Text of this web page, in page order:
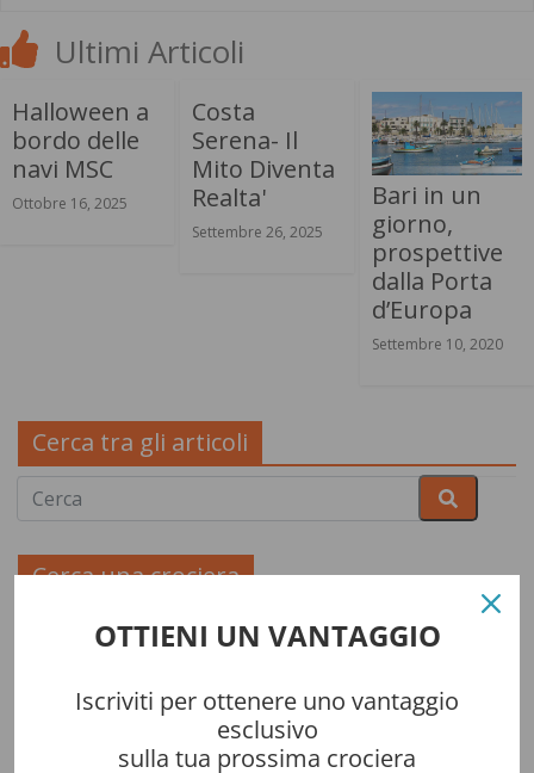
Ultimi Articoli
Halloween a
bordo delle
navi MSC
Ottobre 16, 2025
Costa
Serena- Il
Mito Diventa
Realta'
Settembre 26, 2025
Bari in un
giorno,
prospettive
dalla Porta
d’Europa
Settembre 10, 2020
Cerca tra gli articoli
Cerca una crociera
OTTIENI UN VANTAGGIO
Iscriviti per ottenere uno vantaggio
esclusivo
sulla tua prossima crociera